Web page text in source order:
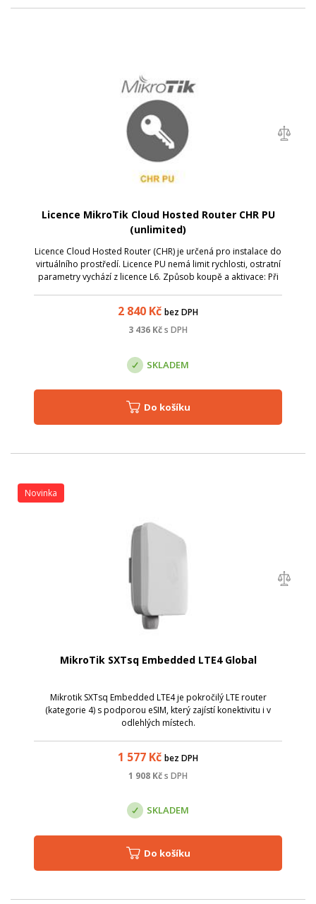
Licence MikroTik Cloud Hosted Router CHR PU
(unlimited)
Licence Cloud Hosted Router (CHR) je určená pro instalace do
virtuálního prostředí. Licence PU nemá limit rychlosti, ostratní
parametry vychází z licence L6. Způsob koupě a aktivace: Při
2 840 Kč bez DPH
3 436 Kčs DPH
SKLADEM
Do košíku
MikroTik SXTsq Embedded LTE4 Global
Mikrotik SXTsq Embedded LTE4 je pokročilý LTE router
(kategorie 4) s podporou eSIM, který zajístí konektivitu i v
odlehlých místech.
1 577 Kč bez DPH
1 908 Kčs DPH
Novinka
SKLADEM
Do košíku